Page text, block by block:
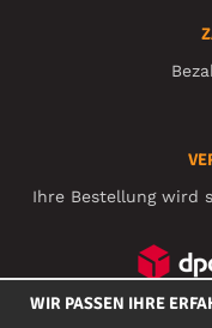
Ihre Bestellung wird
WIR PASSEN IHRE